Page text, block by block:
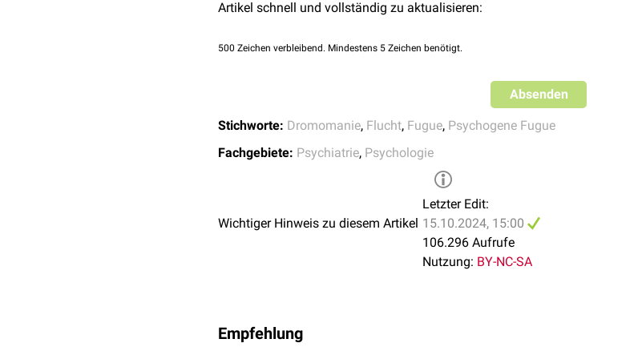
psychische Beeinflussung durchMedikamente
Manie
Creutzfeldt-Jakob-Erkrankung
Migräne
Artikel schnell und vollständig zu aktualisieren:
500 Zeichen verbleibend. Mindestens 5 Zeichen benötigt.
Absenden
Stichworte: Dromomanie, Flucht, Fugue, Psychogene Fugue
Fachgebiete: Psychiatrie, Psychologie
Wichtiger Hinweis zu diesem Artikel
Letzter Edit:
15.10.2024, 15:00
106.296 Aufrufe
Nutzung: BY-NC-SA
Empfehlung